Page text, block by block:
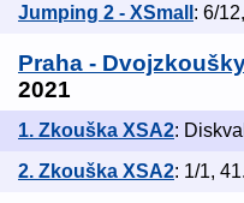
Jumping 2 - XSmall : 6/
Praha -
2021
1. Zkouška XSA2:
2. Zkouška XSA2: 1/1,